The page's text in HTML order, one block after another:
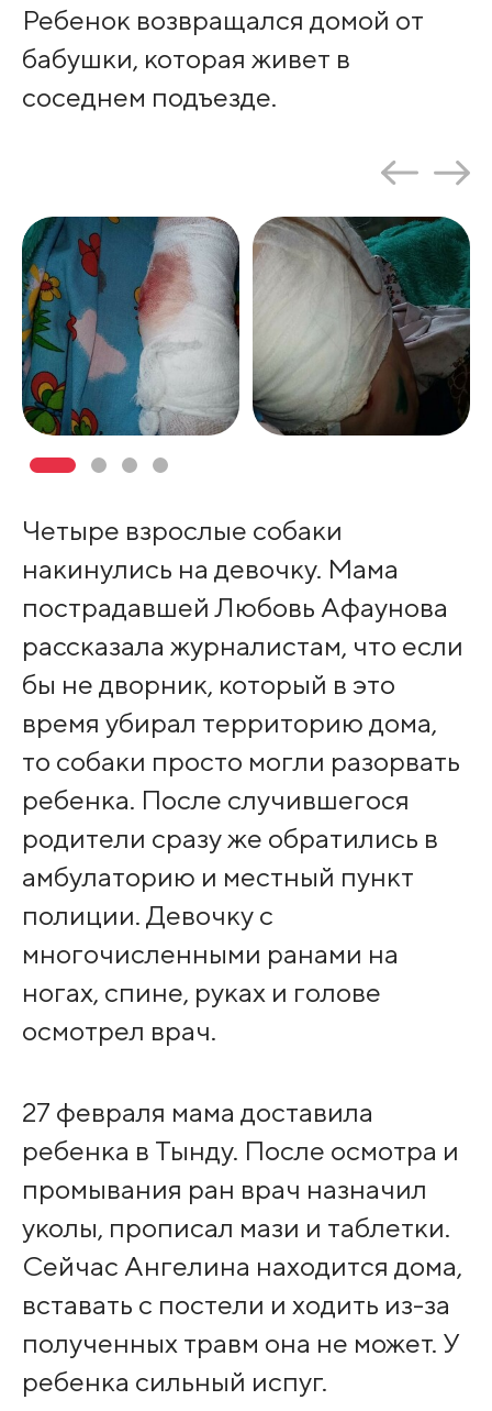
Ребенок возвращался домой от
бабушки, которая живет в
соседнем подъезде.
Четыре взрослые собаки
накинулись на девочку. Мама
пострадавшей Любовь Афаунова
рассказала журналистам, что если
бы не дворник, который в это
время убирал территорию дома,
то собаки просто могли разорвать
ребенка. После случившегося
родители сразу же обратились в
амбулаторию и местный пункт
полиции. Девочку с
многочисленными ранами на
ногах, спине, руках и голове
осмотрел врач.
27 февраля мама доставила
ребенка в Тынду. После осмотра и
промывания ран врач назначил
уколы, прописал мази и таблетки.
Сейчас Ангелина находится дома,
вставать с постели и ходить из-за
полученных травм она не может. У
ребенка сильный испуг.